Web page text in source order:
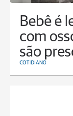
Bebê é
com
são
COTIDIANO